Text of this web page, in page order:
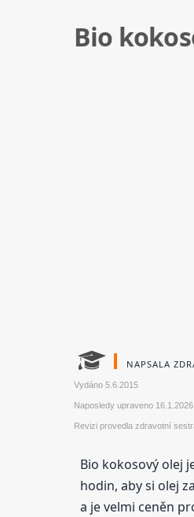
Bio
NAPSALA
Vydáno5.6.2015
Naposledy upraveno 16.1.2026
Revizi provedla zdravotní
Bio kokosový olej
hodin, aby si olej
a je velmi ceněn